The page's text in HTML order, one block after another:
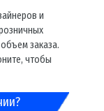
и
заказа.
чтобы